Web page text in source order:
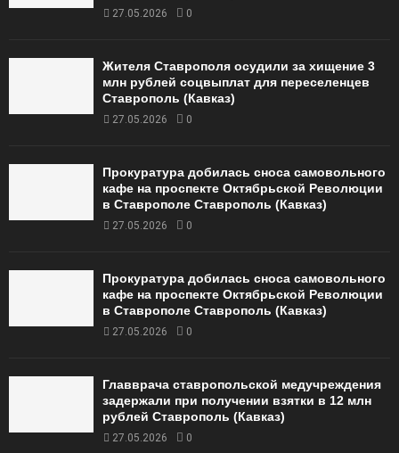
27.05.2026 0
Жителя Ставрополя осудили за хищение 3
млн рублей соцвыплат для переселенцев
Ставрополь (Кавказ)
27.05.2026 0
Прокуратура добилась сноса самовольного
кафе на проспекте Октябрьской Революции
в Ставрополе Ставрополь (Кавказ)
27.05.2026 0
Прокуратура добилась сноса самовольного
кафе на проспекте Октябрьской Революции
в Ставрополе Ставрополь (Кавказ)
27.05.2026 0
Главврача ставропольской медучреждения
задержали при получении взятки в 12 млн
рублей Ставрополь (Кавказ)
27.05.2026 0